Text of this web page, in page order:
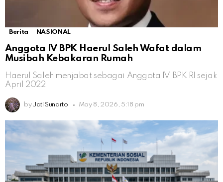
Berita NASIONAL
Anggota IV BPK Haerul Saleh Wafat dalam
Musibah Kebakaran Rumah
Haerul Saleh menjabat sebagai Anggota IV BPK RI sejak
April 2022
by Jati Sunarto May 8, 2026, 5:18 pm